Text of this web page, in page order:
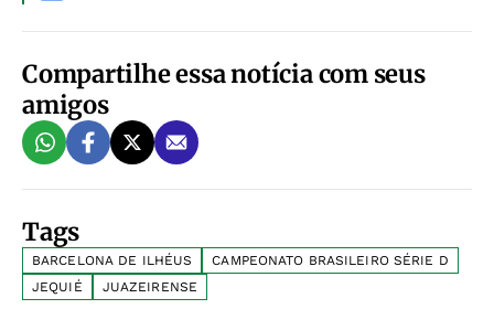
Compartilhe essa notícia com seus
amigos
Tags
BARCELONA DE ILHÉUS
CAMPEONATO BRASILEIRO SÉRIE D
JEQUIÉ
JUAZEIRENSE